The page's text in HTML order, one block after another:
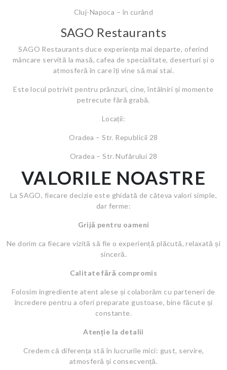
Cluj-Napoca – în curând
SAGO Restaurants
SAGO Restaurants duce experiența mai departe, oferind
mâncare servită la masă, cafea de specialitate, deserturi și o
atmosferă în care îți vine să mai stai.
Este locul potrivit pentru prânzuri, cine, întâlniri și momente
petrecute fără grabă.
Locații:
Oradea – Str. Republicii 28
Oradea – Str. Nufărului 28
VALORILE NOASTRE
La SAGO, fiecare decizie este ghidată de câteva valori simple,
dar ferme:
Grijă pentru oameni
Ne dorim ca fiecare vizită să fie o experiență plăcută, relaxată și
sinceră.
Calitate fără compromis
Folosim ingrediente atent alese și colaborăm cu parteneri de
încredere pentru a oferi preparate gustoase, bine făcute și
constante.
Atenție la detalii
Credem că diferența stă în lucrurile mici: gust, servire,
atmosferă și consecvență.